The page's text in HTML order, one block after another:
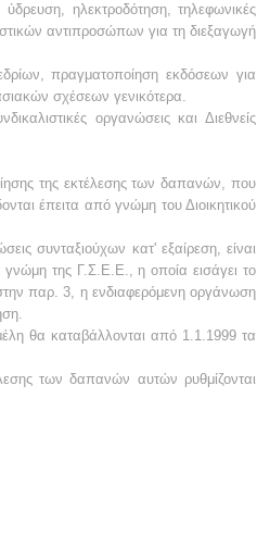
ηλεκτροδότηση, τηλεφωνικές
αντιπροσώπων για τη διεξαγωγή
πραγματοποίηση εκδόσεων για
σχέσεων γενικότερα.
οργανώσεις και Διεθνείς
της εκτέλεσης των δαπανών, που
έπειτα από γνώμη του Διοικητικού
συνταξιούχων κατ' εξαίρεση, είναι
της Γ.Σ.Ε.Ε., η οποία εισάγει το
παρ. 3, η ενδιαφερόμενη οργάνωση
θα καταβάλλονται από 1.1.1999 τα
των δαπανών αυτών ρυθμίζονται